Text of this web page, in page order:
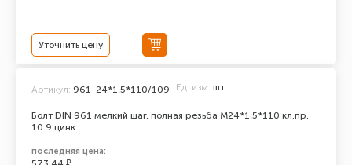
Уточнить цену
Болт DIN 961 мелкий шаг, полная резьба M24*1,5*110 кл.пр.
10.9 цинк
Артикул: 961-24*1,5*110/109 Ед. изм. шт.
последняя цена: